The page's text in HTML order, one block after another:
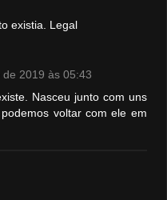
existia. Legal
2019 às 05:43
Nasceu junto com uns
voltar com ele em